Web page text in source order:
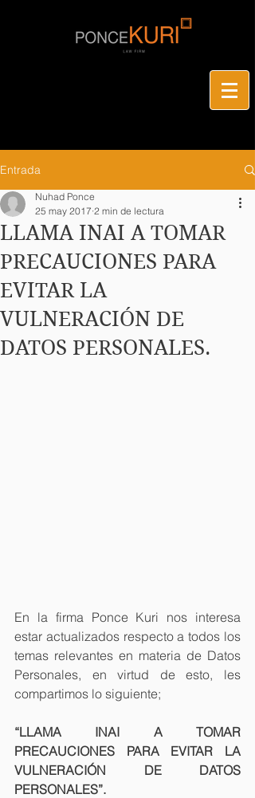
Entrada
LLAMA INAI A TOMAR
PRECAUCIONES PARA
EVITAR LA
VULNERACIÓN DE
DATOS PERSONALES.
Nuhad Ponce
25 may 2017 2 min de lectura
En la firma Ponce Kuri nos interesa
estar actualizados respecto a todos los
temas relevantes en materia de Datos
Personales, en virtud de esto, les
compartimos lo siguiente;
“LLAMA INAI A TOMAR
PRECAUCIONES PARA EVITAR LA
VULNERACIÓN DE DATOS
PERSONALES”.